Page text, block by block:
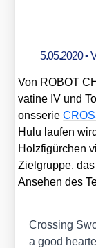
5.05.2020•
Von ROBOT
vat­i­ne IV und
ons­se­rie
Hulu lau­fen
Holz­fi­gür­chen
Ziel­grup­pe,
Anse­hen des
Crossing
a good